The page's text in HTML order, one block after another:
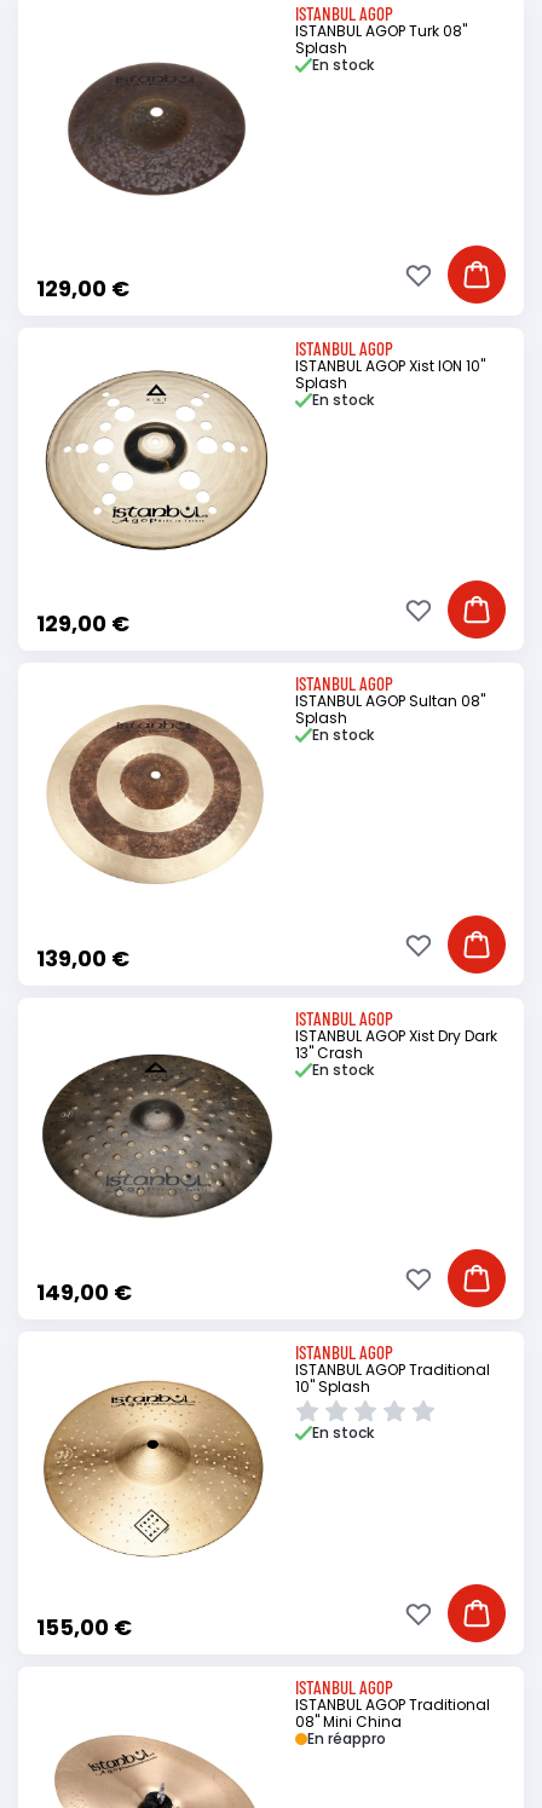
ISTANBUL AGOP
ISTANBUL AGOP Turk 08"
Splash
129,00 €
En stock
Ajouter
Ajouter à ma
ISTANBUL AGOP
ISTANBUL AGOP Xist ION 10"
Splash
129,00 €
En stock
Ajouter
Ajouter à ma
ISTANBUL AGOP
ISTANBUL AGOP Sultan 08"
Splash
139,00 €
En stock
Ajouter
Ajouter à ma
ISTANBUL AGOP
ISTANBUL AGOP Xist Dry Dark
13" Crash
149,00 €
En stock
Ajouter
Ajouter à ma
ISTANBUL AGOP
ISTANBUL AGOP Traditional
10" Splash
155,00 €
En stock
Ajouter
Ajouter à ma
ISTANBUL AGOP
ISTANBUL AGOP Traditional
08" Mini China
En réappro